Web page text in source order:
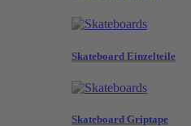
Skateboard Einzelteile
Skateboard Griptape